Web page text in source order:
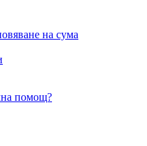
на сума
помощ?